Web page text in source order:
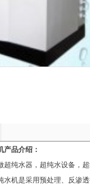
产品介绍：
超纯水器，超纯水设备，
水机是采用预处理、反渗